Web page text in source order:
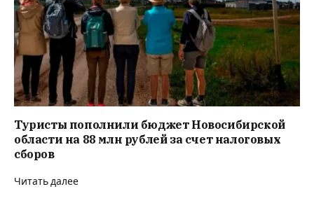
Туристы пополнили бюджет Новосибирской
области на 88 млн рублей за счет налоговых
сборов
Читать далее